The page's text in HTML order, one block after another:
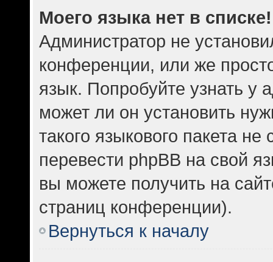
Моего языка нет в списке!
Администратор не
конференции, или же
язык. Попробуйте узнать у
может ли он установить
такого языкового пакета
перевести phpBB на свой
вы можете получить на
страниц конференции).
Вернуться к началу